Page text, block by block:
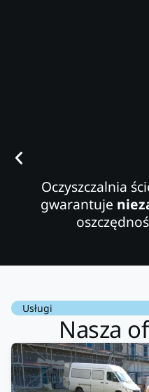
Oczyszczalnia
gwarantuje
Usługi
Nasza